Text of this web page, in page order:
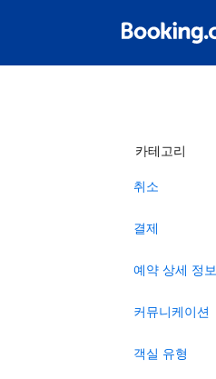
카테고리
취소
결제
예약 상세 정보
커뮤니케이션
객실 유형